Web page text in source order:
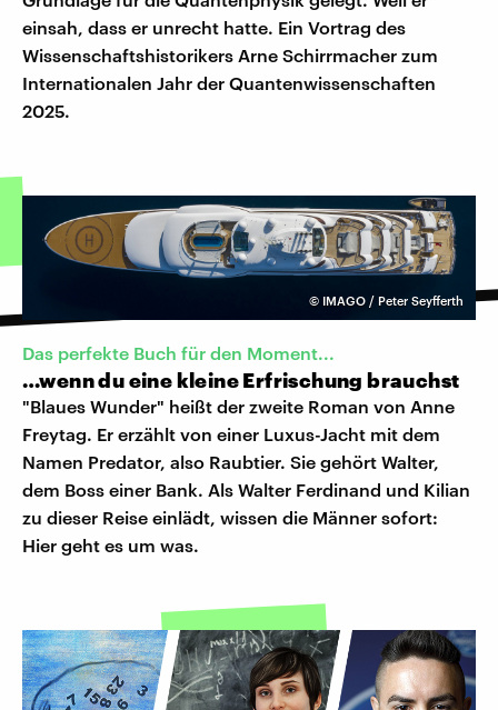
einsah, dass er unrecht hatte. Ein Vortrag des
Wissenschaftshistorikers Arne Schirrmacher zum
Internationalen Jahr der Quantenwissenschaften
2025.
© IMAGO / Peter Seyfferth
Das perfekte Buch für den Moment...
…wenn du eine kleine Erfrischung brauchst
"Blaues Wunder" heißt der zweite Roman von Anne
Freytag. Er erzählt von einer Luxus-Jacht mit dem
Namen Predator, also Raubtier. Sie gehört Walter,
dem Boss einer Bank. Als Walter Ferdinand und Kilian
zu dieser Reise einlädt, wissen die Männer sofort:
Hier geht es um was.